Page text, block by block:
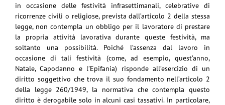
in occasione delle festività infrasettimanali, celebrative di
ricorrenze civili o religiose, prevista dall’articolo 2 della stessa
legge, non contempla un obbligo per il lavoratore di prestare
la propria attività lavorativa durante queste festività, ma
soltanto una possibilità. Poiché l’assenza dal lavoro in
occasione di tali festività (come, ad esempio, quest’anno,
Natale, Capodanno e l’Epifania) risponde all’esercizio di un
diritto soggettivo che trova il suo fondamento nell’articolo 2
della legge 260/1949, la normativa che contempla questo
diritto è derogabile solo in alcuni casi tassativi. In particolare,